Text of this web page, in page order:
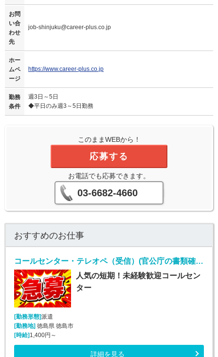
お問
い合
わせ
先
job-shinjuku@career-plus.co.jp
ホー
ムペ
ージ
https://www.career-plus.co.jp
勤務
条件
週3日～5日
◆平日のみ週3～5日勤務
このままWEBから！
応募する
お電話でも応募できます。
03-6682-4660
おすすめのお仕事
コールセンター・テレオペ（受信）(官公庁の書類確認コールセンターおよびデータ入力業務)
人気の短期！未経験歓迎コールセン
ター
[勤務形態]派遣
[勤務地] 徳島県 徳島市
[時給] 1,400円～
詳細を見る